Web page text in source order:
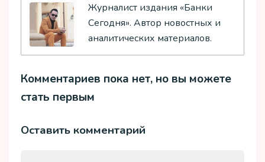
Журналист издания «Банки
Сегодня». Автор новостных и
аналитических материалов.
Комментариев пока нет, но вы можете
стать первым
Оставить комментарий